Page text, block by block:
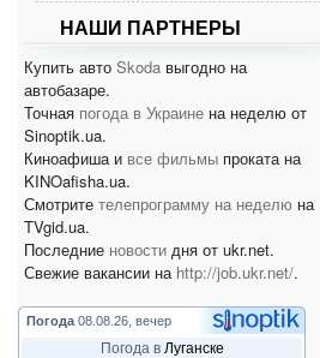
НАШИ ПАРТНЕРЫ
Купить авто Skoda выгодно на
автобазаре.
Точная погода в Украине на неделю от
Sinoptik.ua.
Киноафиша и все фильмы проката на
KINOafisha.ua.
Смотрите телепрограмму на неделю на
TVgid.ua.
Последние новости дня от ukr.net.
Свежие вакансии на http://job.ukr.net/.
Погода 08.08.26, вечер
Погода в Луганске